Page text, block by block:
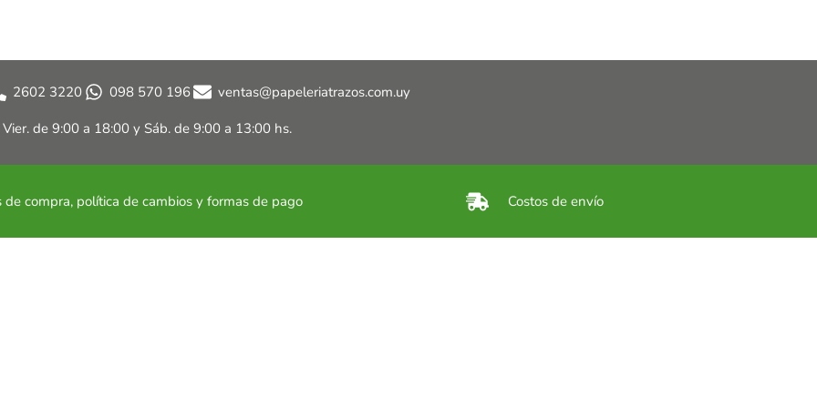
2602 3220 098 570 196
ventas@papeleriatrazos.com.uy
Vier. de 9:00 a 18:00 y Sáb. de 9:00 a 13:00 hs.
de compra, política de cambiosy formas de pago Costos de envío